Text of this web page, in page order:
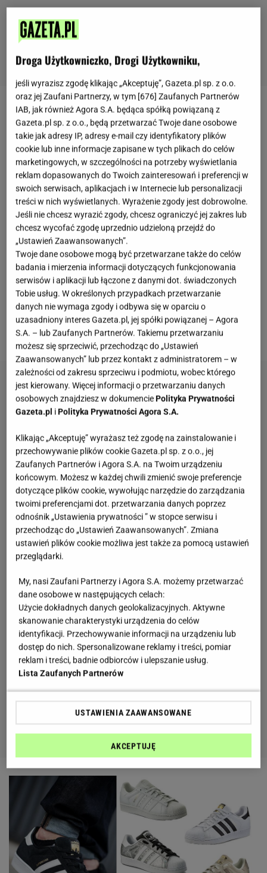
Superstar
Pierwszy modelAdidas Superstarpojawił się na
rynku prawie 50 lat temu! Kto by pomyślał, że mimo
upływu tylu lat,butybędą nadal na topie.Superstar
charakteryzuje się dość rewolucyjnym rozwiązaniem
- góra buta jest w pełni skórzana, a osłona na palce
jest wykonana z gumy, która przypomina muszlę,
dlatego model zyskał przydomek ,,shell shoes'' i
,,shell tops''. Początkowo buty były produkowane z
myślą o koszykarzach. Dzięki zainteresowaniu
zawodników NBA tamtych czasów, zdobyły jeszcze
większy rozgłos. Dzisiaj buty mają swoich fanów na
całym świecie, których z dnia na dzień przybywa!
Droga Użytkowniczko, Drogi Użytkowniku,
jeśli wyrazisz zgodę klikając „Akceptuję”, Gazeta.pl sp. z o.o.
oraz jej Zaufani Partnerzy, w tym [676] Zaufanych Partnerów
IAB, jak również Agora S.A. będąca spółką powiązaną z
Gazeta.pl sp. z o.o., będą przetwarzać Twoje dane osobowe
takie jak adresy IP, adresy e-mail czy identyfikatory plików
cookie lub inne informacje zapisane w tych plikach do celów
marketingowych, w szczególności na potrzeby wyświetlania
reklam dopasowanych do Twoich zainteresowań i preferencji w
swoich serwisach, aplikacjach i w Internecie lub personalizacji
treści w nich wyświetlanych. Wyrażenie zgody jest dobrowolne.
Jeśli nie chcesz wyrazić zgody, chcesz ograniczyć jej zakres lub
chcesz wycofać zgodę uprzednio udzieloną przejdź do
„Ustawień Zaawansowanych”.
Twoje dane osobowe mogą być przetwarzane także do celów
badania i mierzenia informacji dotyczących funkcjonowania
serwisów i aplikacji lub łączone z danymi dot. świadczonych
Tobie usług. W określonych przypadkach przetwarzanie
danych nie wymaga zgody i odbywa się w oparciu o
uzasadniony interes Gazeta.pl, jej spółki powiązanej – Agora
S.A. – lub Zaufanych Partnerów. Takiemu przetwarzaniu
możesz się sprzeciwić, przechodząc do „Ustawień
Zaawansowanych” lub przez kontakt z administratorem – w
zależności od zakresu sprzeciwu i podmiotu, wobec którego
jest kierowany. Więcej informacji o przetwarzaniu danych
osobowych znajdziesz w dokumenciePolityka Prywatności
Gazeta.pl iPolityka Prywatności Agora S.A.
Klikając „Akceptuję” wyrażasz też zgodę na zainstalowanie i
przechowywanie plików cookie Gazeta.pl sp. z o.o., jej
Zaufanych Partnerów i Agora S.A. na Twoim urządzeniu
końcowym. Możesz w każdej chwili zmienić swoje preferencje
dotyczące plików cookie, wywołując narzędzie do zarządzania
twoimi preferencjami dot. przetwarzania danych poprzez
odnośnik „Ustawienia prywatności ” w stopce serwisu i
przechodząc do „Ustawień Zaawansowanych”. Zmiana
ustawień plików cookie możliwa jest także za pomocą ustawień
przeglądarki.
My, nasi Zaufani Partnerzy i Agora S.A. możemy przetwarzać
dane osobowe w następujących celach:
Użycie dokładnych danych geolokalizacyjnych. Aktywne
skanowanie charakterystyki urządzenia do celów
identyfikacji. Przechowywanie informacji na urządzeniu lub
dostęp do nich. Spersonalizowane reklamy i treści, pomiar
reklam i treści, badnie odbiorców i ulepszanie usług.
Lista Zaufanych Partnerów
USTAWIENIA ZAAWANSOWANE
AKCEPTUJĘ